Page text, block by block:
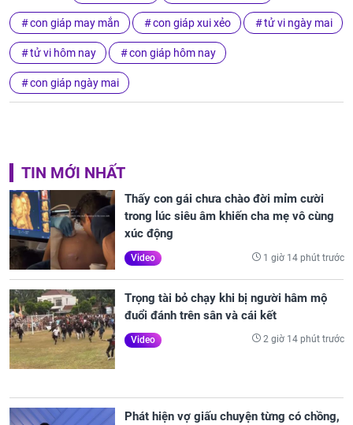
con giáp may mắn con giáp xui xẻo tử vi ngày mai
tử vi hôm nay con giáp hôm nay
con giáp ngày mai
TIN MỚI NHẤT
Thấy con gái chưa chào đời mỉm cười
trong lúc siêu âm khiến cha mẹ vô cùng
xúc động
Video 1 giờ 14 phút trước
Trọng tài bỏ chạy khi bị người hâm mộ
đuổi đánh trên sân và cái kết
Video 2 giờ 14 phút trước
Phát hiện vợ giấu chuyện từng có chồng,